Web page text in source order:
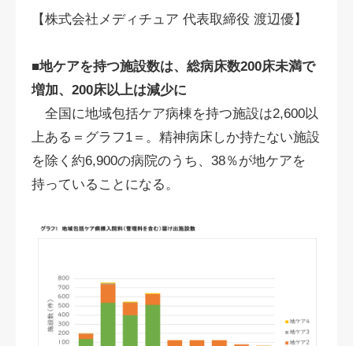
【株式会社メディチュア 代表取締役 渡辺優】
■地ケアを持つ施設数は、総病床数200床未満で
増加、200床以上は減少に
全国に地域包括ケア病棟を持つ施設は2,600以
上ある＝グラフ1＝。精神病床しか持たない施設
を除く約6,900の病院のうち、38％が地ケアを
持っていることになる。